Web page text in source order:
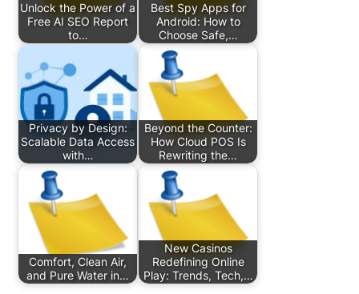
Unlock the Power of a
Free AI SEO Report
to…
Best Spy Apps for
Android: How to
Choose Safe,…
Privacy by Design:
Scalable Data Access
with…
Beyond the Counter:
How Cloud POS Is
Rewriting the…
Comfort, Clean Air,
and Pure Water in…
New Casinos
Redefining Online
Play: Trends, Tech,…